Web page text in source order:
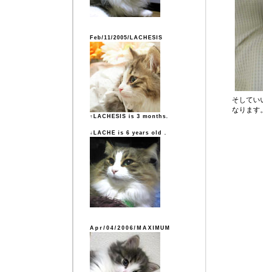
Feb/11/2005/LACHESIS
↑LACHESIS is 3 months.
↓LACHE is 6 years old .
Apr/04/2006/MAXIMUM
そしてい
なります